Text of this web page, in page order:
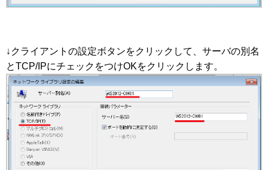
↓クライアントの設定ボタンをクリックして、サーバの別名
とTCP/IPにチェックをつけOKをクリックします。